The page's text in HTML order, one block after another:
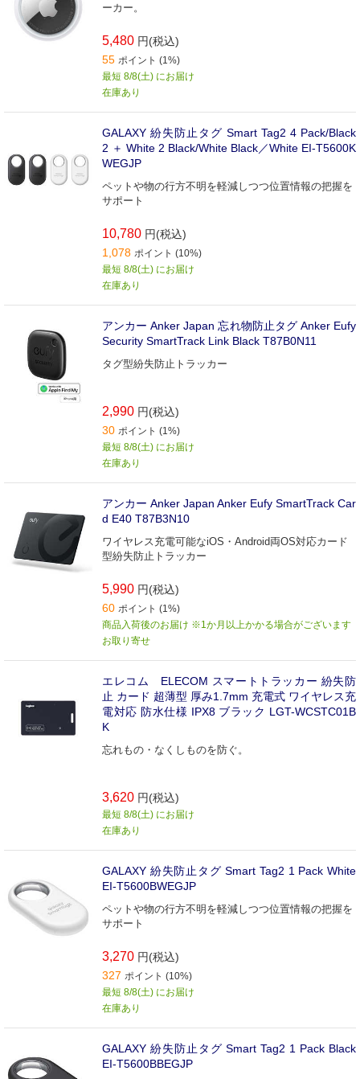
ーカー。
5,480 円(税込)
55 ポイント (1%)
最短 8/8(土) にお届け
在庫あり
GALAXY 紛失防止タグ Smart Tag2 4 Pack/Black
2 ＋ White 2 Black/White Black／White EI-T5600K
WEGJP
ペットや物の行方不明を軽減しつつ位置情報の把握を
サポート
10,780 円(税込)
1,078 ポイント (10%)
最短 8/8(土) にお届け
在庫あり
アンカー Anker Japan 忘れ物防止タグ Anker Eufy
Security SmartTrack Link Black T87B0N11
タグ型紛失防止トラッカー
2,990 円(税込)
30 ポイント (1%)
最短 8/8(土) にお届け
在庫あり
アンカー Anker Japan Anker Eufy SmartTrack Car
d E40 T87B3N10
ワイヤレス充電可能なiOS・Android両OS対応カード
型紛失防止トラッカー
5,990 円(税込)
60 ポイント (1%)
商品入荷後のお届け ※1か月以上かかる場合がございます
お取り寄せ
エレコム ELECOM スマートトラッカー 紛失防
止 カード 超薄型 厚み1.7mm 充電式 ワイヤレス充
電対応 防水仕様 IPX8 ブラック LGT-WCSTC01B
K
忘れもの・なくしものを防ぐ。
3,620 円(税込)
最短 8/8(土) にお届け
在庫あり
GALAXY 紛失防止タグ Smart Tag2 1 Pack White
EI-T5600BWEGJP
ペットや物の行方不明を軽減しつつ位置情報の把握を
サポート
3,270 円(税込)
327 ポイント (10%)
最短 8/8(土) にお届け
在庫あり
GALAXY 紛失防止タグ Smart Tag2 1 Pack Black
EI-T5600BBEGJP